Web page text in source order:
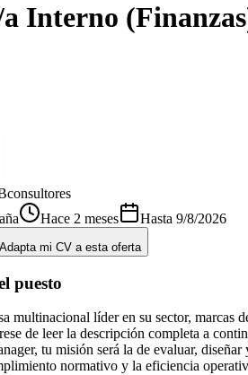
Interno
Hace 2 meses Hasta 9/8/2026
Adapta mi CV a esta oferta
puesto
multinacional líder en su sector, marcas
de leer la descripción completa a
tu misión será la de evaluar,
normativo y la eficiencia